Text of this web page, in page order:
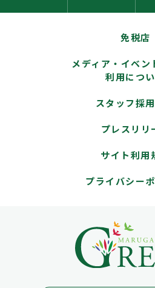
免税店
メディア・イベン
利用につ
スタッフ採
プレスリリ
サイト利用
プライバシー